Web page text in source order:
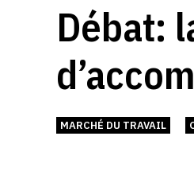
Débat:
MARCHÉ DU TRAVAIL